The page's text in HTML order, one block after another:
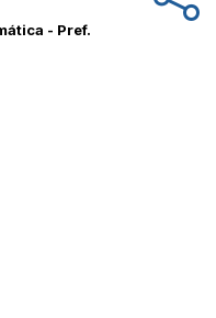
- Pref.